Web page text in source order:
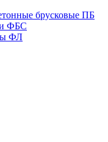
брусковые ПБ
ФБС
ФЛ